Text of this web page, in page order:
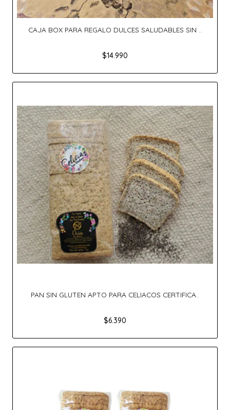
CAJA BOX PARA REGALO DULCES SALUDABLES SIN ..
$14.990
PAN SIN GLUTEN APTO PARA CELIACOS CERTIFICA..
$6.390